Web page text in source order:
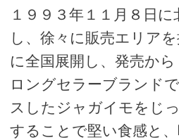
１９９３年１１月８日
し、徐々に販売エリア
に全国展開し、発売か
ロングセラーブランド
スしたジャガイモをじ
することで堅い食感と